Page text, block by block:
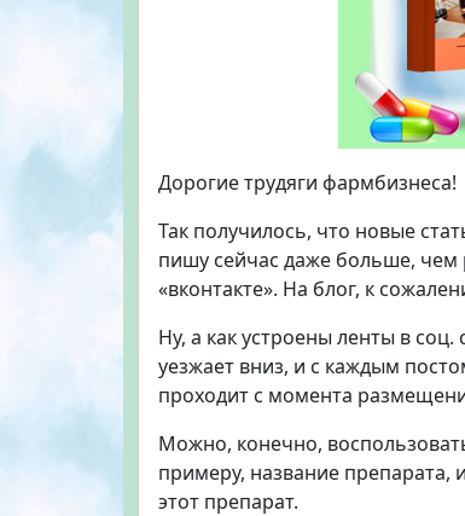
Дорогие трудяги фармбизнеса!
Так получилось, что новые
пишу сейчас даже больше,
«вконтакте». На блог, к
Ну, а как устроены ленты в
уезжает вниз, и с каждым
проходит с момента
Можно, конечно,
примеру, название препарата,
этот препарат.